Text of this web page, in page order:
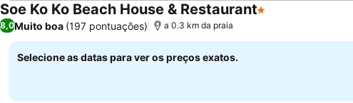
Soe Ko Ko Beach House & Restaurant1 Estrelas
8,0Muito boa (197 pontuações) a 0.3 km da praia
Selecione as datas para ver os preços exatos.